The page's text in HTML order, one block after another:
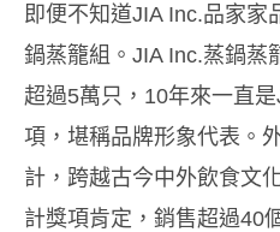
即便不知道JIA Inc.品家家
鍋蒸籠組。JIA Inc.蒸鍋蒸
超過5萬只，10年來一直
項，堪稱品牌形象代表。
計，跨越古今中外飲食文
計獎項肯定，銷售超過40